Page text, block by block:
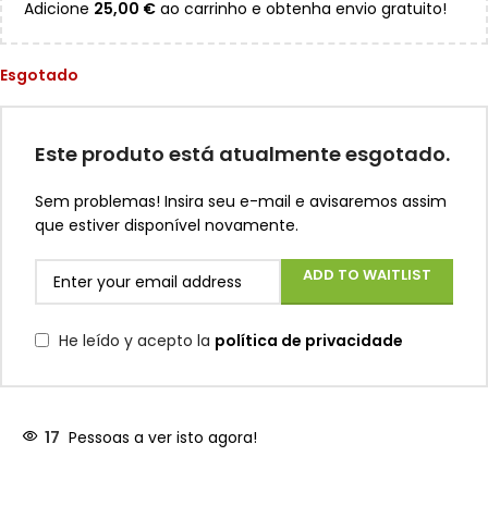
Adicione 25,00 € ao carrinho e obtenha envio gratuito!
Esgotado
Este produto está atualmente esgotado.
Sem problemas! Insira seu e-mail e avisaremos assim
que estiver disponível novamente.
ADD TO WAITLIST
He leído y acepto la política de privacidade
17 Pessoas a ver isto agora!